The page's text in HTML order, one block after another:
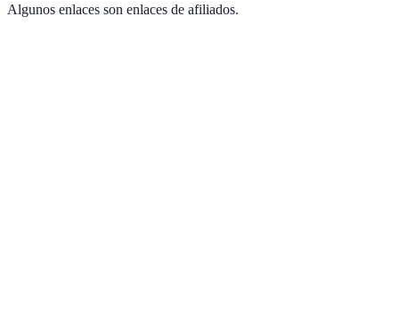
Algunos enlaces son enlaces de afiliados.